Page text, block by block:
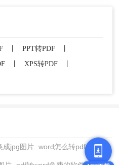
丨 PPT转PDF
丨
XPS转PDF
成jpg图片 word怎么转pdf